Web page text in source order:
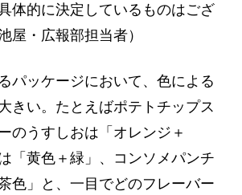
体的に決定しているものはござ
屋・広報部担当者）
パッケージにおいて、色による
きい。たとえばポテトチップス
のうすしおは「オレンジ＋
「黄色＋緑」、コンソメパンチ
色」と、一目でどのフレーバー